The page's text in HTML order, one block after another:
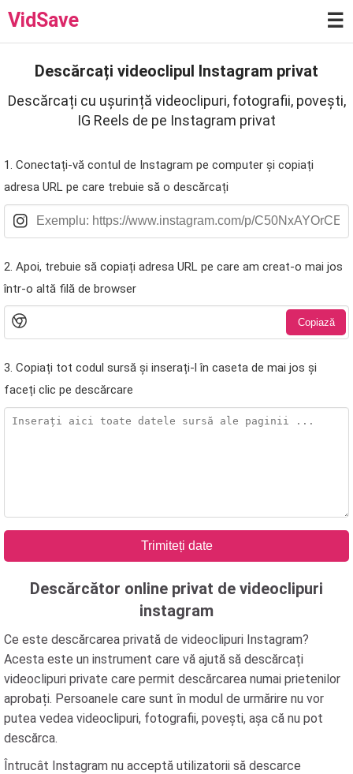
VidSave ☰
Descărcați videoclipul Instagram privat
Descărcați cu ușurință videoclipuri, fotografii, povești,
IG Reels de pe Instagram privat
1. Conectați-vă contul de Instagram pe computer și copiați
adresa URL pe care trebuie să o descărcați
2. Apoi, trebuie să copiați adresa URL pe care am creat-o mai jos
într-o altă filă de browser
Copiază
3. Copiați tot codul sursă și inserați-l în caseta de mai jos și
faceți clic pe descărcare
Trimiteți date
Descărcător online privat de videoclipuri
instagram
Ce este descărcarea privată de videoclipuri Instagram?
Acesta este un instrument care vă ajută să descărcați
videoclipuri private care permit descărcarea numai prietenilor
aprobați. Persoanele care sunt în modul de urmărire nu vor
putea vedea videoclipuri, fotografii, povești, așa că nu pot
descărca.
Întrucât Instagram nu acceptă utilizatorii să descarce